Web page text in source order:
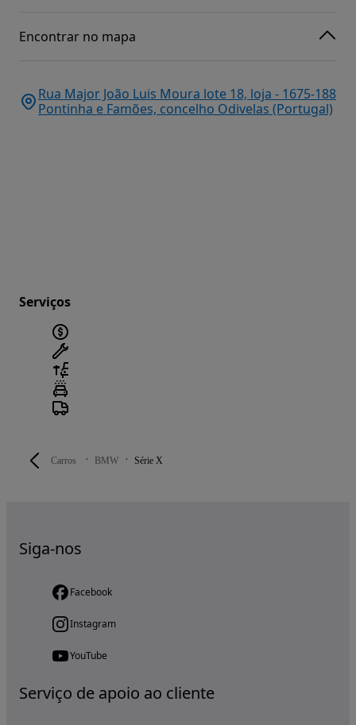
Carros BMW Série X
Encontrar no mapa
Rua Major João Luis Moura lote 18, loja - 1675-188
Pontinha e Famões, concelho Odivelas (Portugal)
Serviços
Siga-nos
Facebook
Instagram
YouTube
Serviço de apoio ao cliente